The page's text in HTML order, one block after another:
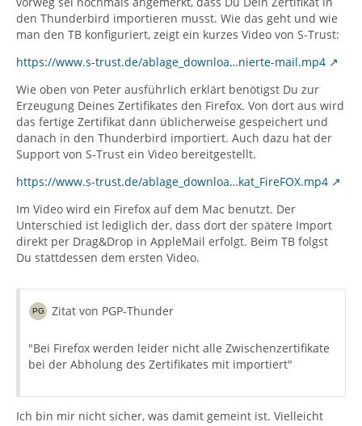
den Thunderbird importieren musst. Wie das geht und wie
man den TB konfiguriert, zeigt ein kurzes Video von S-Trust:
https://www.s-trust.de/ablage_downloa…nierte-mail.mp4
Wie oben von Peter ausführlich erklärt benötigst Du zur
Erzeugung Deines Zertifikates den Firefox. Von dort aus wird
das fertige Zertifikat dann üblicherweise gespeichert und
danach in den Thunderbird importiert. Auch dazu hat der
Support von S-Trust ein Video bereitgestellt.
https://www.s-trust.de/ablage_downloa…kat_FireFOX.mp4
Im Video wird ein Firefox auf dem Mac benutzt. Der
Unterschied ist lediglich der, dass dort der spätere Import
direkt per Drag&Drop in AppleMail erfolgt. Beim TB folgst
Du stattdessen dem ersten Video.
Zitat von PGP-Thunder
"Bei Firefox werden leider nicht alle Zwischenzertifikate
bei der Abholung des Zertifikates mit importiert"
Ich bin mir nicht sicher, was damit gemeint ist. Vielleicht